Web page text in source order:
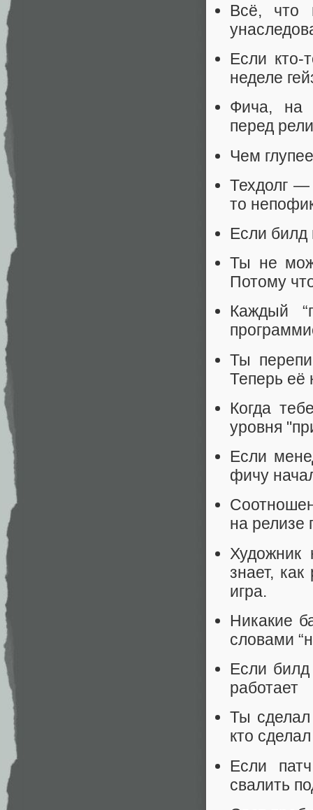
Всё, что
Если кто-
неделе
Фича, на
перед
Чем
Техдолг —
то
Если билд
Ты не
Потому
Каждый
Ты
Теперь её
Когда
уровня
Если
фичу
на релизе
Художник
знает,
игра.
Никакие
словами
Если билд
работает
Ты
кто
Если
свалить